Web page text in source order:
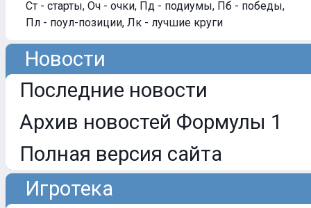
Ст - старты, Оч - очки, Пд - подиумы, Пб - победы,
Пл - поул-позиции, Лк - лучшие круги
Новости
Последние новости
Архив новостей Формулы 1
Полная версия сайта
Игротека